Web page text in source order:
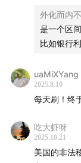
政策提供更大
从
大家更关注产品
1:15:22
争格局，提高
✨投资方向
投资方向
的应用实
炒作题材转
性质的变化
增长潜力的
外化而内
是一个区
比如银行
uaMiXYang
2025.8.10
每天刷！终
吃大虾呀
2025.10.21
美国的非法